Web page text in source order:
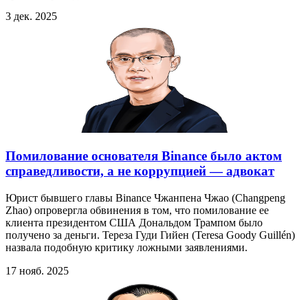
3 дек. 2025
Помилование основателя Binance было актом
справедливости, а не коррупцией — адвокат
Юрист бывшего главы Binance Чжанпена Чжао (Changpeng
Zhao) опровергла обвинения в том, что помилование ее
клиента президентом США Дональдом Трампом было
получено за деньги. Тереза Гуди Гийен (Teresa Goody Guillén)
назвала подобную критику ложными заявлениями.
17 нояб. 2025